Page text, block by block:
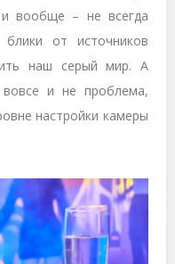
вообще – не всегда
от источников
наш серый мир. А
и не проблема,
настройки камеры